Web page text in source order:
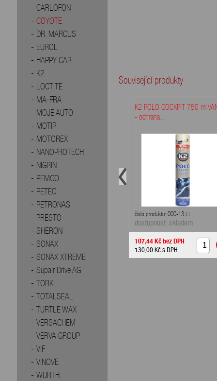
CARLOFON
COYOTE
DR. MARCUS
EUROL
HAPPY CAR
K2
LOCTITE
MA-FRA
MOJE AUTO
MOTIP
MOTOREX
NANOPROTECH
NIGRIN
PEMCO
PETEC
PETRONAS
PRESTO
SHERON
SONAX
SONAX XTREME
Supair Drive AG
TORK
TOTALSEAL
TURTLE WAX
VERSACHEM
VERVA GROUP
VIF
VINOVE
WURTH
Související produkty
K2 POLO COCKPIT 750 ml
- ochrana...
číslo produktu: 000-1344
dostupnost: skladem
107,44 Kčbez DPH
130,00 Kčs DPH